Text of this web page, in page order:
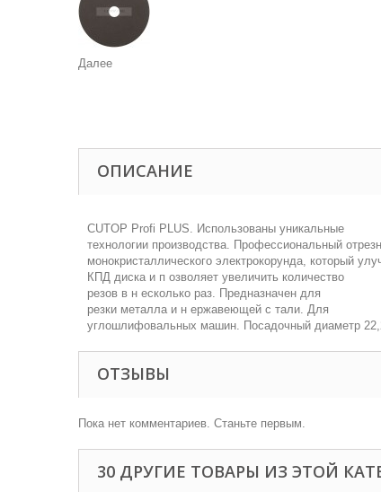
Далее
ОПИСАНИЕ
CUTOP Profi PLUS. Использованы уникальные
технологии производства. Профессиональный
монокристаллического электрокорунда, который
КПД диска и п озволяет увеличить количество
резов в н есколько раз. Предназначен для
резки металла и н ержавеющей с тали. Для
углошлифовальных машин. Посадочный диаметр
ОТЗЫВЫ
Пока нет комментариев. Станьте первым.
30 ДРУГИЕ ТОВАРЫ ИЗ ЭТОЙ